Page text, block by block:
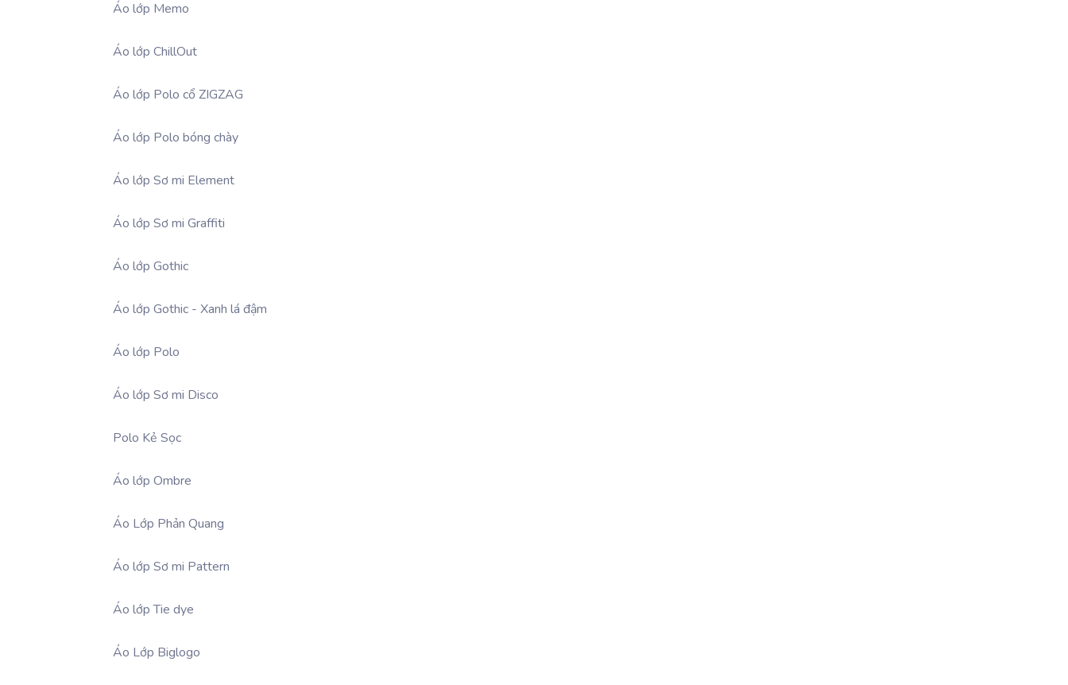
Áo lớp Memo
Áo lớp ChillOut
Áo lớp Polo cổ ZIGZAG
Áo lớp Polo bóng chày
Áo lớp Sơ mi Element
Áo lớp Sơ mi Graffiti
Áo lớp Gothic
Áo lớp Gothic - Xanh lá đậm
Áo lớp Polo
Áo lớp Sơ mi Disco
Polo Kẻ Sọc
Áo lớp Ombre
Áo Lớp Phản Quang
Áo lớp Sơ mi Pattern
Áo lớp Tie dye
Áo Lớp Biglogo